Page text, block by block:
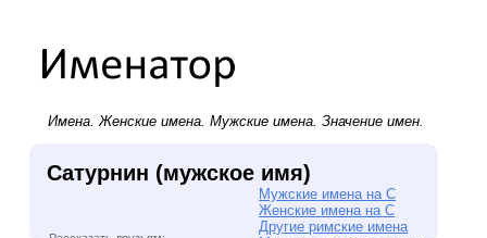
Имена.Женские имена. Мужские имена. Значение имен.
Сатурнин (мужское имя)
Мужские имена на С
Женские имена на С
Другие римские имена